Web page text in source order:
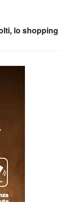
lo shopping